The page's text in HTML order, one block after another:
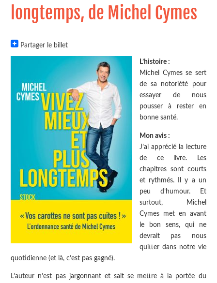
longtemps, de Michel Cymes
Partager le billet
L’histoire :
Michel Cymes se sert
de sa notoriété pour
essayer de nous
pousser à rester en
bonne santé.
Mon avis :
J’ai apprécié la lecture
de ce livre. Les
chapitres sont courts
et rythmés. Il y a un
peu d’humour. Et
surtout, Michel
Cymes met en avant
le bon sens, qui ne
devrait pas nous
quitter dans notre vie
quotidienne (et là, c’est pas gagné).
L’auteur n’est pas jargonnant et sait se mettre à la portée du